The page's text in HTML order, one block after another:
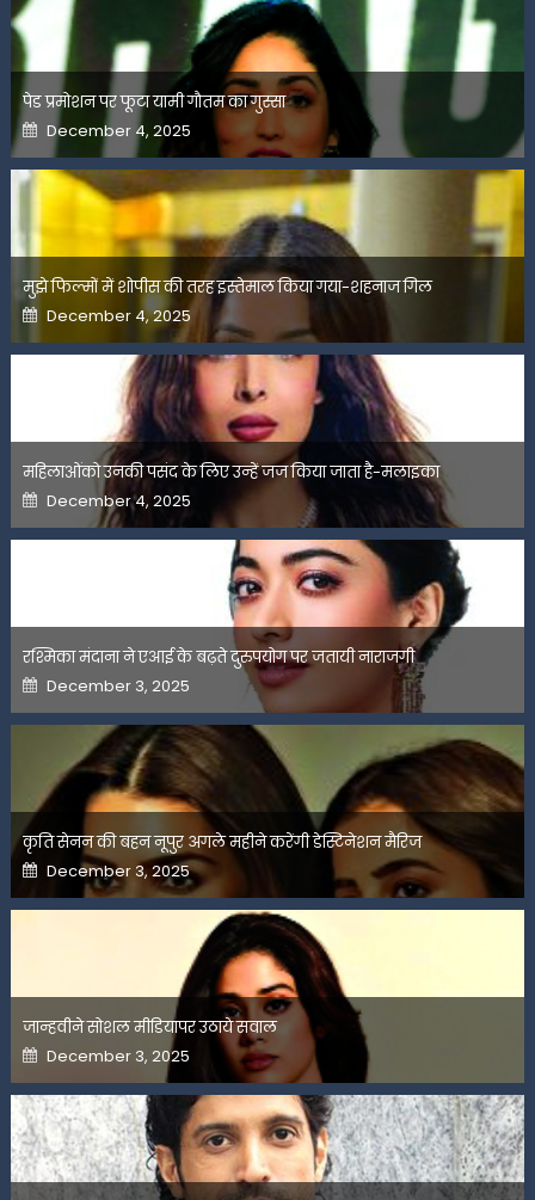
पेड प्रमोशन पर फूटा यामी गौतम का गुस्सा
Posted
on
December 4, 2025
मुझे फिल्मों में शोपीस की तरह इस्तेमाल किया गया-शहनाज गिल
Posted
on
December 4, 2025
महिलाओंको उनकी पसंद के लिए उन्हें जज किया जाता है-मलाइका
Posted
on
December 4, 2025
रश्मिका मंदाना ने एआई के बढ़ते दुरुपयोग पर जतायी नाराजगी
Posted
on
December 3, 2025
कृति सेनन की बहन नूपुर अगले महीने करेंगी डेस्टिनेशन मैरिज
Posted
on
December 3, 2025
जान्हवीने सोशल मीडियापर उठाये सवाल
Posted
on
December 3, 2025